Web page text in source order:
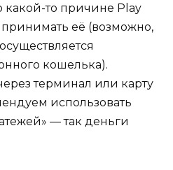
какой-то причине Play
её (возможно,
кошелька).
терминал или карту
использовать
— так деньги